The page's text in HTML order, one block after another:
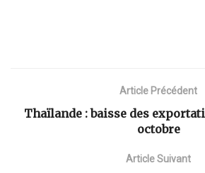
Article Précédent
Thaïlande : baisse des
octobre
Article Suivant